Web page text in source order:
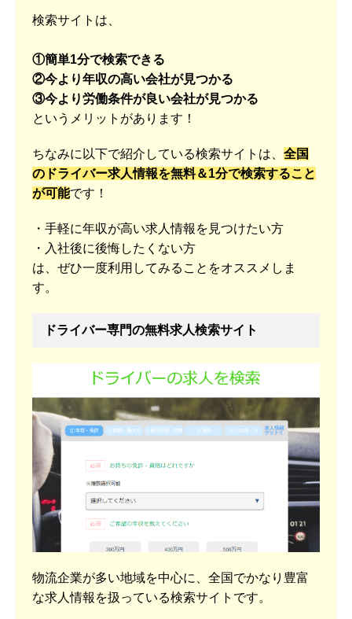
検索サイトは、
①簡単1分で検索できる
②今より年収の高い会社が見つかる
③今より労働条件が良い会社が見つかる
というメリットがあります！
ちなみに以下で紹介している検索サイトは、 全国
のドライバー求人情報を無料＆1分で検索すること
が可能です！
・手軽に年収が高い求人情報を見つけたい方
・入社後に後悔したくない方
は、ぜひ一度利用してみることをオススメしま
す。
ドライバー専門の無料求人検索サイト
物流企業が多い地域を中心に、全国でかなり豊富
な求人情報を扱っている検索サイトです。